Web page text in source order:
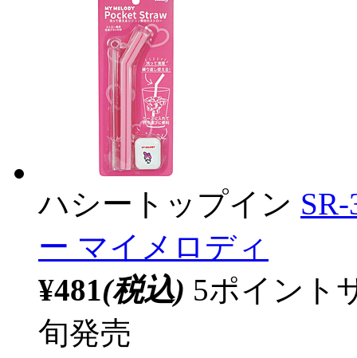
ハシートップイン
ー マイメロディ
¥481(税込) 5ポイント
旬発売